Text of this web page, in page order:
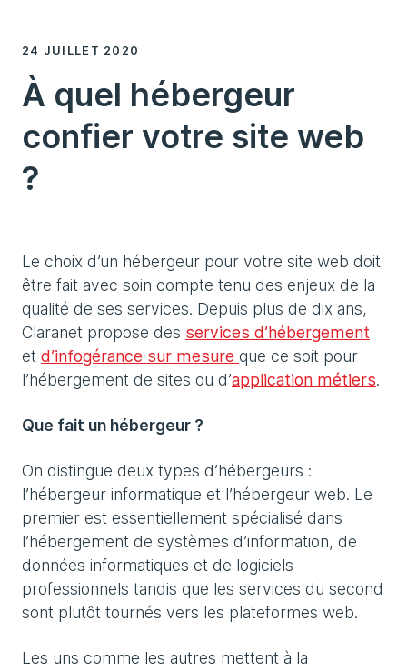
24 JUILLET 2020
À quel hébergeur
confier votre site web
?
Le choix d’un hébergeur pour votre site web doit
être fait avec soin compte tenu des enjeux de la
qualité de ses services. Depuis plus de dix ans,
Claranet propose des services d’hébergement
et d’infogérance sur mesure que ce soit pour
l’hébergement de sites ou d’application métiers.
Que fait un hébergeur ?
On distingue deux types d’hébergeurs :
l’hébergeur informatique et l’hébergeur web. Le
premier est essentiellement spécialisé dans
l’hébergement de systèmes d’information, de
données informatiques et de logiciels
professionnels tandis que les services du second
sont plutôt tournés vers les plateformes web.
Les uns comme les autres mettent à la